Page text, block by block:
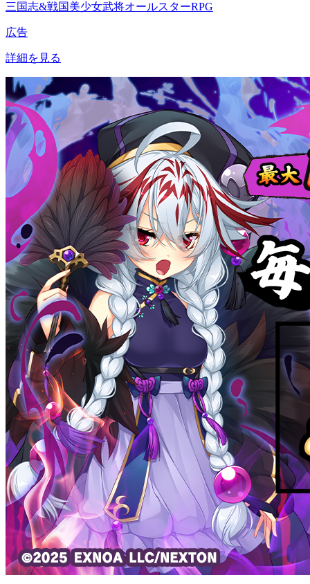
三国志&戦国美少女武将オールスターRPG
広告
詳細を見る